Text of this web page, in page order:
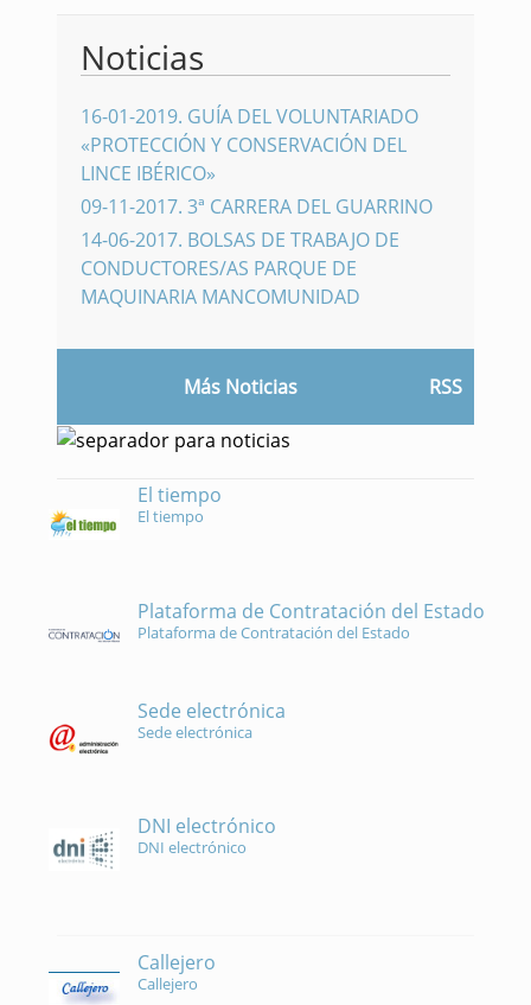
Noticias
16-01-2019. GUÍA DEL VOLUNTARIADO
«PROTECCIÓN Y CONSERVACIÓN DEL
LINCE IBÉRICO»
09-11-2017. 3ª CARRERA DEL GUARRINO
14-06-2017. BOLSAS DE TRABAJO DE
CONDUCTORES/AS PARQUE DE
MAQUINARIA MANCOMUNIDAD
Más Noticias RSS
El tiempo
El tiempo
Plataforma de Contratación del Estado
Plataforma de Contratación del Estado
Sede electrónica
Sede electrónica
DNI electrónico
DNI electrónico
Callejero
Callejero